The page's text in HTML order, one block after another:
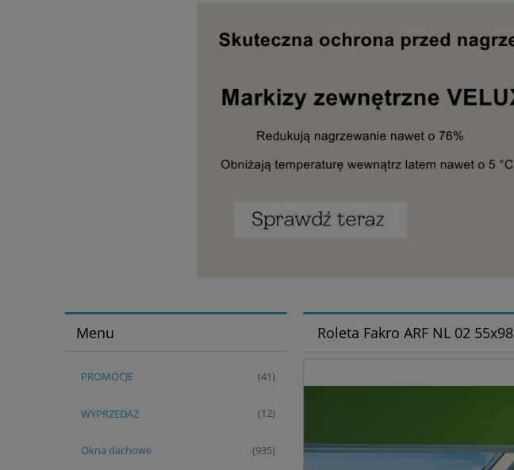
Menu
PROMOCJE (41)
WYPRZEDAŻ (12)
Okna dachowe (935)
Roleta Fakro ARF NL 02 55x98